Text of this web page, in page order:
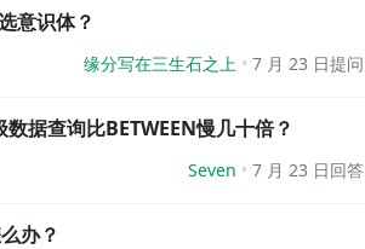
意识体？
缘分写在三生石之上 7 月 23 日提问
据查询比BETWEEN慢几十倍？
Seven 7 月 23 日回答
办？